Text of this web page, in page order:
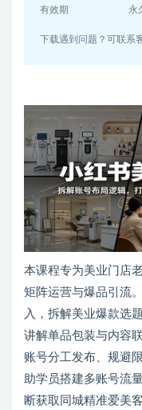
有效期 永
下载遇到问题？可联系
本课程专为美业门店
矩阵运营与爆品引流
入，拆解美业爆款选
讲解单品包装与内容
账号分工发布、规避
助学员搭建多账号流
断获取同城精准爱美